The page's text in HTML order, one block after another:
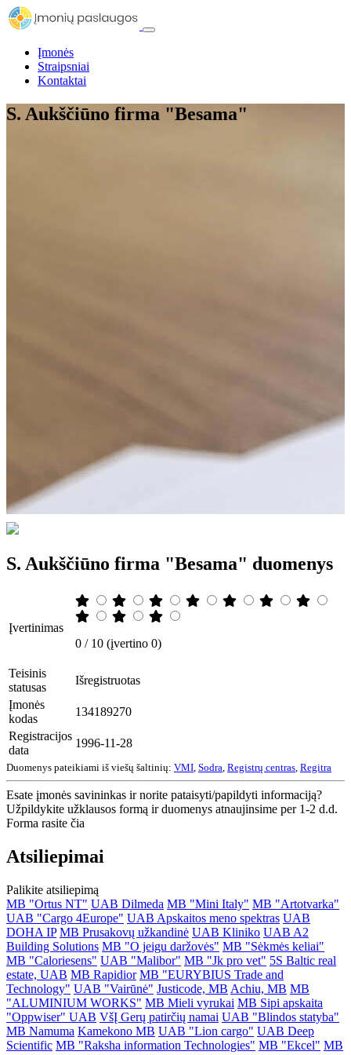
Įmonės
Straipsniai
Kontaktai
S. Aukščiūno firma "Besama"
S. Aukščiūno firma "Besama" duomenys
Įvertinimas
0 / 10 (įvertino 0)
Teisinis
statusas
Išregistruotas
Įmonės
kodas
134189270
Registracijos
data
1996-11-28
Duomenys pateikiami iš viešų šaltinių: VMI Sodra Registrų centras Regitra
Esate įmonės savininkas ir norite pataisyti/papildyti informaciją?
Užpildykite užklausos formą ir duomenys atnaujinsime per 1-2 d.d.
Forma rasite čia
Atsiliepimai
Palikite atsiliepimą
MB "Ortus NT" UAB Dilmeda MB "Mini Italy" MB "Artotvarka"
UAB "Cargo 4Europe" UAB Apskaitos meno spektras UAB
DOHA IP MB Prusakovų užkandinė UAB Kliniko UAB A2
Building Solutions MB "O jeigu daržovės" MB "Sėkmės keliai"
MB "Caloriesens" UAB "Malibor" MB "Jk pro vet" 5S Baltic real
estate, UAB MB Rapidior MB "EURYBIUS Trade and
Technology" UAB "Vairūnė" Justicode, MB Achiu, MB MB
"ALUMINIUM WORKS" MB Mieli vyrukai MB Sipi apskaita
"Oppwiser" UAB VšĮ Gerų patirčių namai UAB "Blindos statyba"
MB Namuma Kamekono MB UAB "Lion cargo" UAB Deep
Scientific MB "Raksha information Technologies" MB "Ekcel" MB